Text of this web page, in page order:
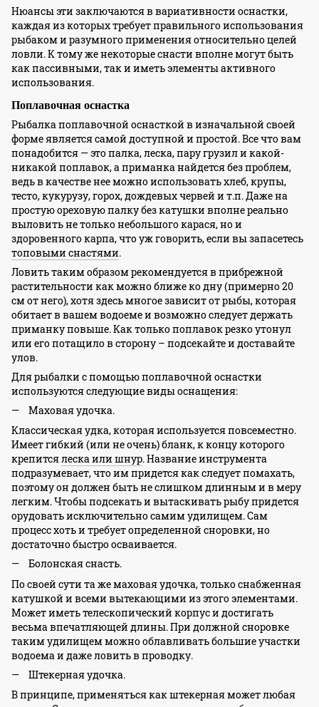
Нюансы эти заключаются в вариативности оснастки,
каждая из которых требует правильного использования
рыбаком и разумного применения относительно целей
ловли. К тому же некоторые снасти вполне могут быть
как пассивными, так и иметь элементы активного
использования.
Поплавочная оснастка
Рыбалка поплавочной оснасткой в изначальной своей
форме является самой доступной и простой. Все что вам
понадобится — это палка, леска, пару грузил и какой-
никакой поплавок, а приманка найдется без проблем,
ведь в качестве нее можно использовать хлеб, крупы,
тесто, кукурузу, горох, дождевых червей и т.п. Даже на
простую ореховую палку без катушки вполне реально
выловить не только небольшого карася, но и
здоровенного карпа, что уж говорить, если вы запасетесь
топовыми снастями.
Ловить таким образом рекомендуется в прибрежной
растительности как можно ближе ко дну (примерно 20
см от него), хотя здесь многое зависит от рыбы, которая
обитает в вашем водоеме и возможно следует держать
приманку повыше. Как только поплавок резко утонул
или его потащило в сторону – подсекайте и доставайте
улов.
Для рыбалки с помощью поплавочной оснастки
используются следующие виды оснащения:
Маховая удочка.
Классическая удка, которая используется повсеместно.
Имеет гибкий (или не очень) бланк, к концу которого
крепитсялеска или шнур. Название инструмента
подразумевает, что им придется как следует помахать,
поэтому он должен быть не слишком длинным и в меру
легким. Чтобы подсекать и вытаскивать рыбу придется
орудовать исключительно самим удилищем. Сам
процесс хоть и требует определенной сноровки, но
достаточно быстро осваивается.
Болонская снасть.
По своей сути та же маховая удочка, только снабженная
катушкой и всеми вытекающими из этого элементами.
Может иметь телескопический корпус и достигать
весьма впечатляющей длины. При должной сноровке
таким удилищем можно облавливать большие участки
водоема и даже ловить в проводку.
Штекерная удочка.
В принципе, применяться как штекерная может любая